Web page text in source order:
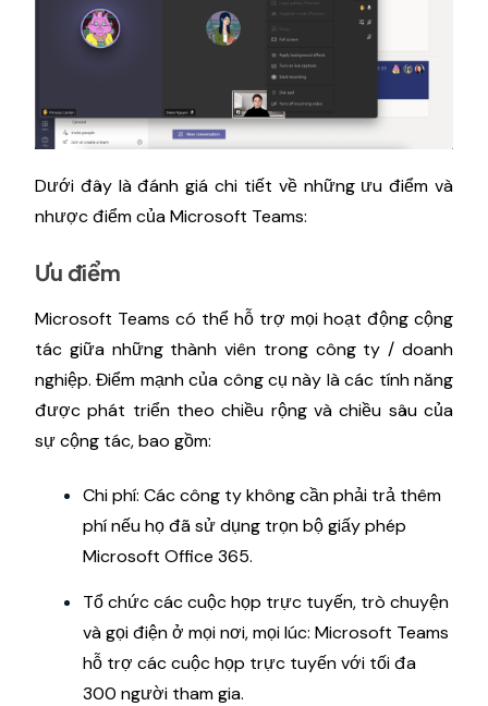
Dưới đây là đánh giá chi tiết về những ưu điểm và
nhược điểm của Microsoft Teams:
Ưu điểm
Microsoft Teams có thể hỗ trợ mọi hoạt động cộng
tác giữa những thành viên trong công ty / doanh
nghiệp. Điểm mạnh của công cụ này là các tính năng
được phát triển theo chiều rộng và chiều sâu của
sự cộng tác, bao gồm:
Chi phí: Các công ty không cần phải trả thêm
phí nếu họ đã sử dụng trọn bộ giấy phép
Microsoft Office 365.
Tổ chức các cuộc họp trực tuyến, trò chuyện
và gọi điện ở mọi nơi, mọi lúc: Microsoft Teams
hỗ trợ các cuộc họp trực tuyến với tối đa
300 người tham gia.